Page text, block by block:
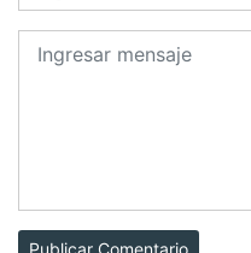
Publicar Comentario